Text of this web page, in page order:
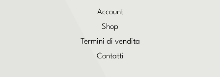
Account
Shop
Termini di vendita
Contatti